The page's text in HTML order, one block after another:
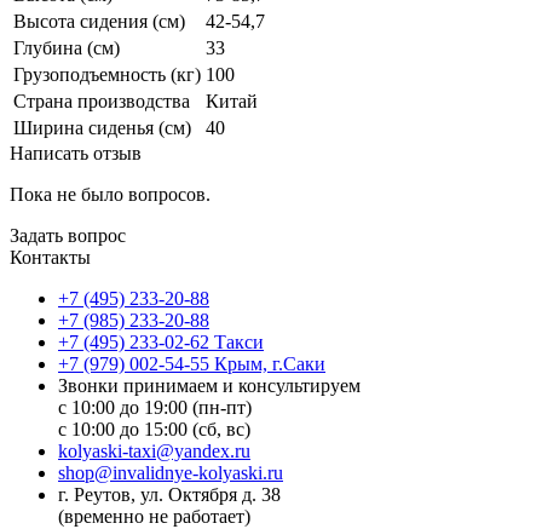
Высота сидения (см)
42-54,7
Глубина (см)
33
Грузоподъемность (кг) 100
Страна производства
Китай
Ширина сиденья (см)
40
Написать отзыв
Пока не было вопросов.
Задать вопрос
Контакты
+7 (495) 233-20-88
+7 (985) 233-20-88
+7 (495) 233-02-62 Такси
+7 (979) 002-54-55 Крым, г.Саки
Звонки принимаем и консультируем
с 10:00 до 19:00 (пн-пт)
с 10:00 до 15:00 (сб, вс)
kolyaski-taxi@yandex.ru
shop@invalidnye-kolyaski.ru
г. Реутов, ул. Октября д. 38
(временно не работает)